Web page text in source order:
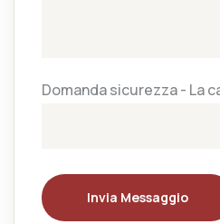
Domanda sicurezza - La
Invia Messaggio